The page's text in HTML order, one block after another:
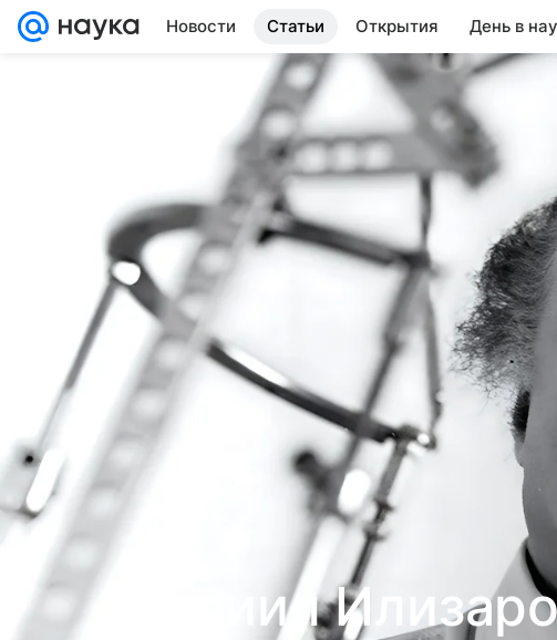
Новости Статьи Открытия День в
Гавриил